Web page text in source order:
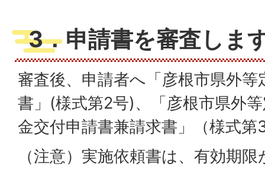
3．申請書を審査しま
審査後、申請者へ「彦根市県外
書」(様式第2号)、「彦根市県外
金交付申請書兼請求書」（様式
（注意）実施依頼書は、有効期